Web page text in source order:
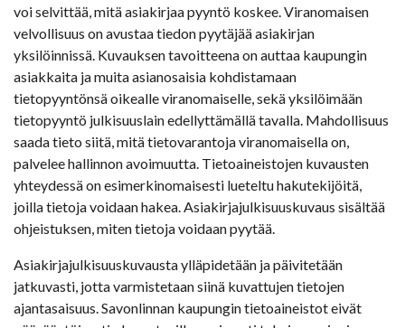
voi selvittää, mitä asiakirjaa pyyntö koskee. Viranomaisen
velvollisuus on avustaa tiedon pyytäjää asiakirjan
yksilöinnissä. Kuvauksen tavoitteena on auttaa kaupungin
asiakkaita ja muita asianosaisia kohdistamaan
tietopyyntönsä oikealle viranomaiselle, sekä yksilöimään
tietopyyntö julkisuuslain edellyttämällä tavalla. Mahdollisuus
saada tieto siitä, mitä tietovarantoja viranomaisella on,
palvelee hallinnon avoimuutta. Tietoaineistojen kuvausten
yhteydessä on esimerkinomaisesti lueteltu hakutekijöitä,
joilla tietoja voidaan hakea. Asiakirjajulkisuuskuvaus sisältää
ohjeistuksen, miten tietoja voidaan pyytää.
Asiakirjajulkisuuskuvausta ylläpidetään ja päivitetään
jatkuvasti, jotta varmistetaan siinä kuvattujen tietojen
ajantasaisuus. Savonlinnan kaupungin tietoaineistot eivät